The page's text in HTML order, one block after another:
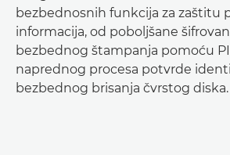
bezbednosnih funkcija za zaštitu
informacija, od poboljšane
bezbednog štampanja pomoću
naprednog procesa potvrde
bezbednog brisanja čvrstog diska.